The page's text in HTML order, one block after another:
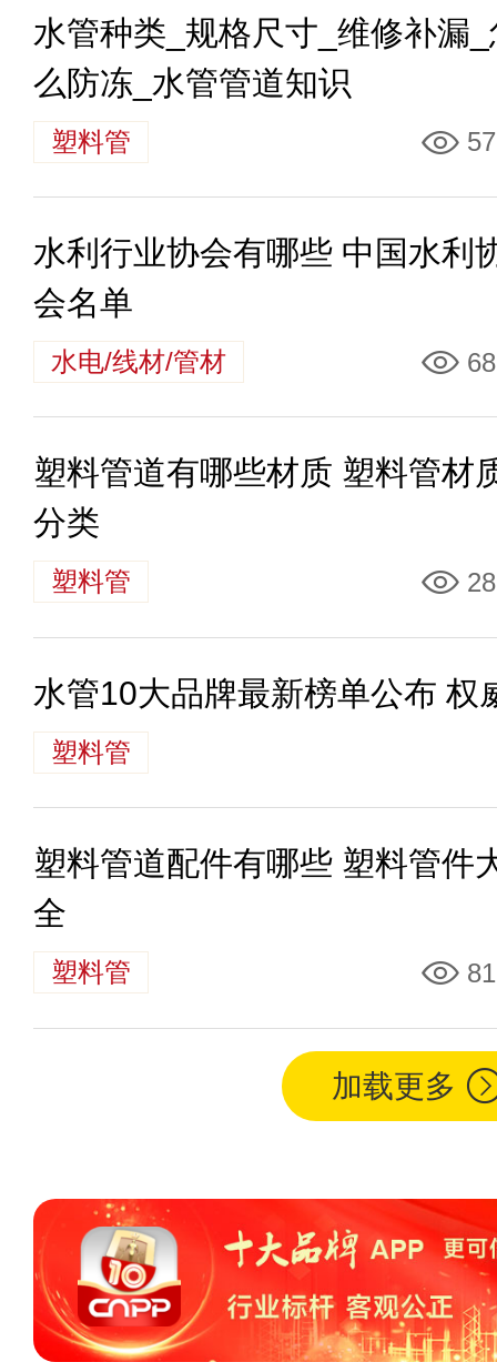
水管种类_规格尺寸_维修补漏_
么防冻_水管管道知识
塑料管
水利行业协会有哪些 中国水利
会名单
水电/线材/管材
塑料管道有哪些材质 塑料管材
分类
塑料管
水管10大品牌最新榜单公布 权
塑料管
塑料管道配件有哪些 塑料管件
全
塑料管
加载更多